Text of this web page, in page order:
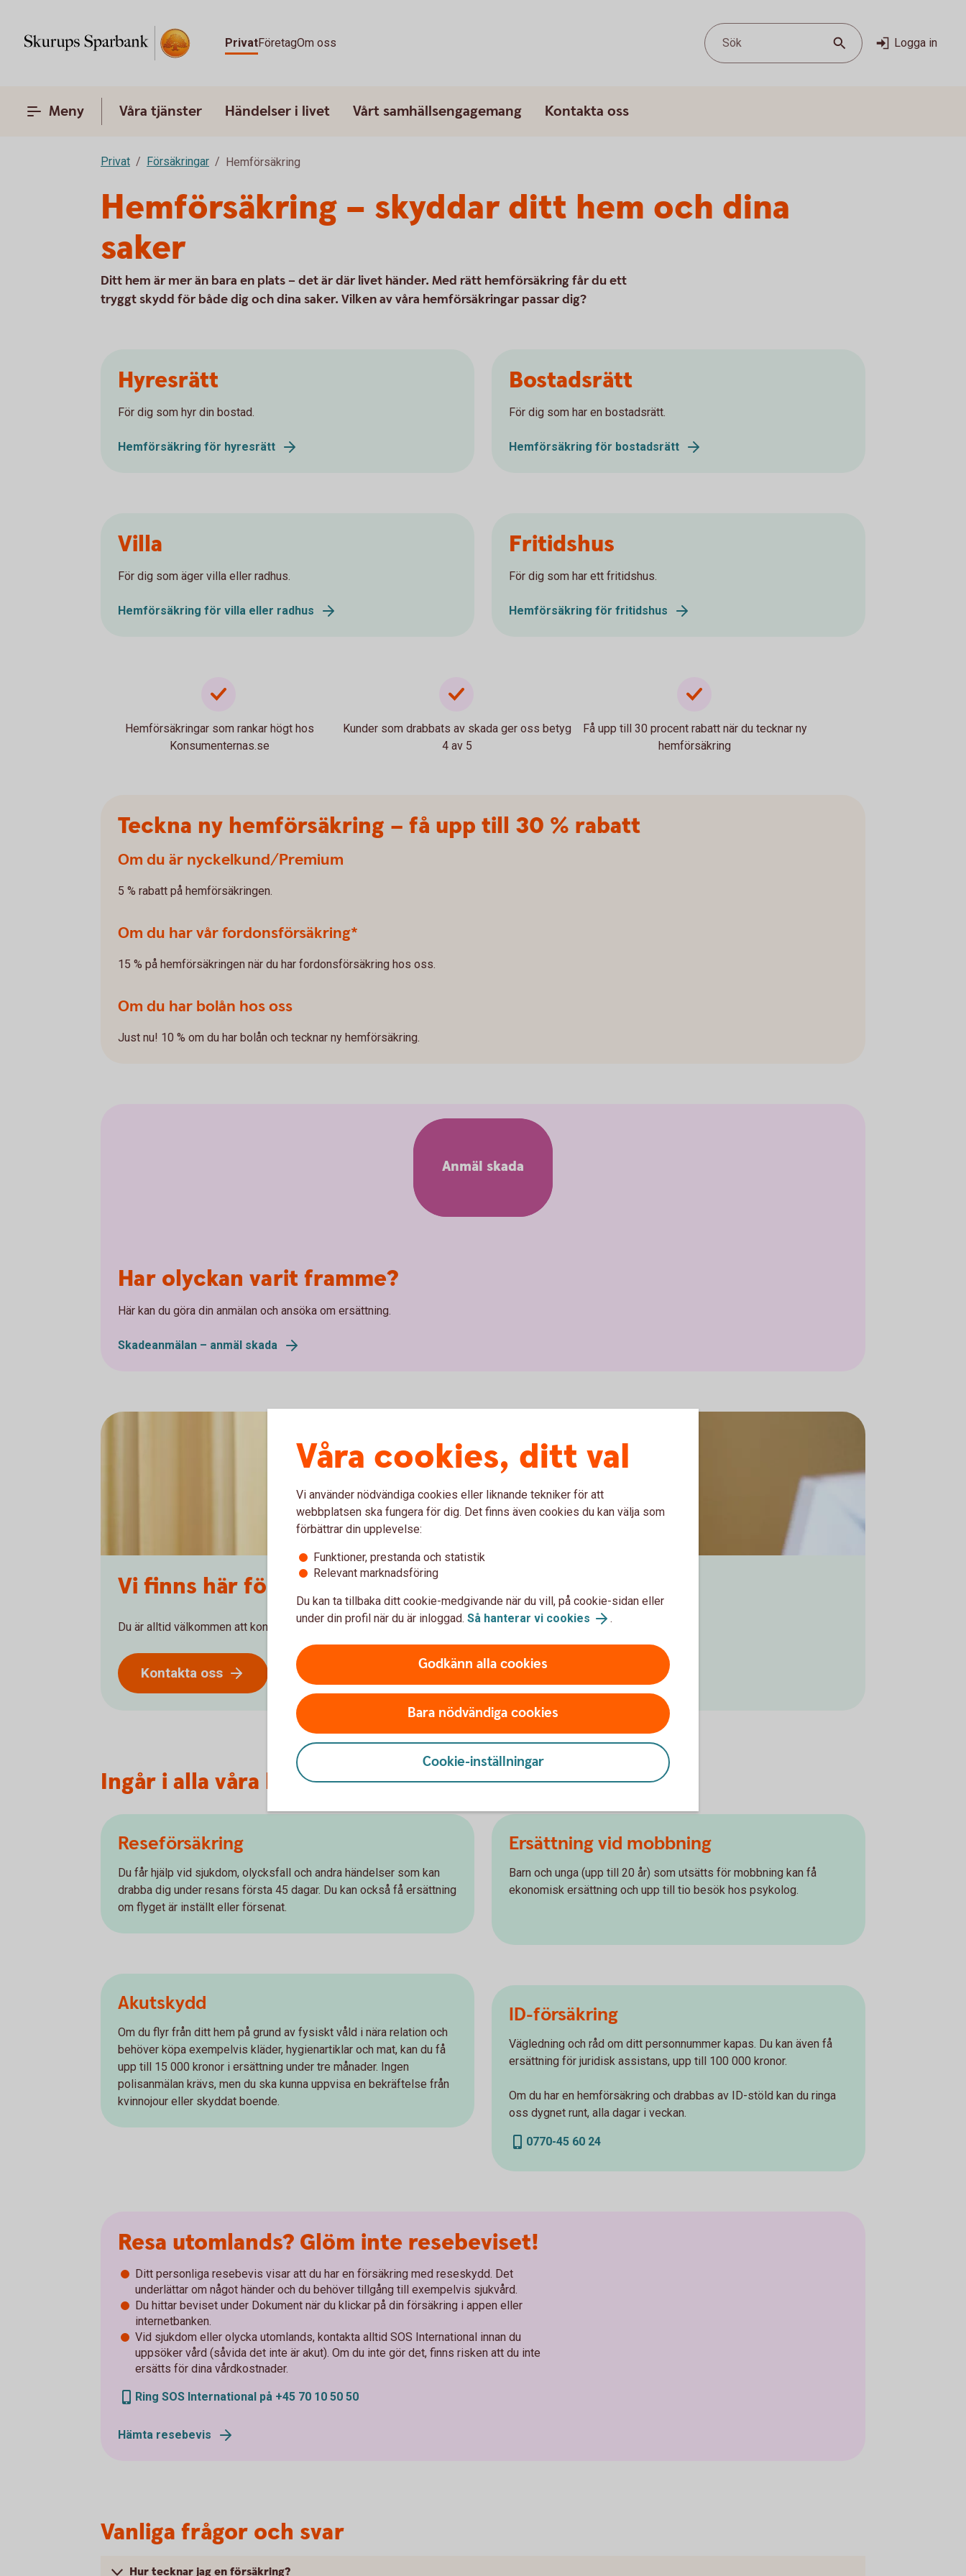
PrivatFöretagOm oss Sök Logga in
Meny Våra tjänster Händelser i livet Vårt samhällsengagemang Kontakta oss
Privat Försäkringar Hemförsäkring
Hemförsäkring – skyddar ditt hem och dina
saker
Ditt hem är mer än bara en plats – det är där livet händer. Med rätt hemförsäkring får du ett
tryggt skydd för både dig och dina saker. Vilken av våra hemförsäkringar passar dig?
Hyresrätt
För dig som hyr din bostad.
Hemförsäkring för hyresrätt
Villa
För dig som äger villa eller radhus.
Hemförsäkring för villa eller radhus
Bostadsrätt
För dig som har en bostadsrätt.
Hemförsäkring för bostadsrätt
Fritidshus
För dig som har ett fritidshus.
Hemförsäkring för fritidshus
Hemförsäkringar som rankar högt hos
Konsumenternas.se
Kunder som drabbats av skada ger oss betyg
4 av 5
Få upp till 30 procent rabatt när du tecknar ny
hemförsäkring
Teckna ny hemförsäkring – få upp till 30 % rabatt
Om du är nyckelkund/Premium
5 % rabatt på hemförsäkringen.
Om du har vår fordonsförsäkring*
15 % på hemförsäkringen när du har fordonsförsäkring hos oss.
Om du har bolån hos oss
Just nu! 10 % om du har bolån och tecknar ny hemförsäkring.
Anmäl skada
Har olyckan varit framme?
Här kan du göra din anmälan och ansöka om ersättning.
Skadeanmälan – anmäl skada
Vi finns här för dig!
Du är alltid välkommen att kontakta oss om du har frågor om försäkringar.
Kontakta oss
Ingår i alla våra hemförsäkringar
Reseförsäkring
Du får hjälp vid sjukdom, olycksfall och andra händelser som kan
drabba dig under resans första 45 dagar. Du kan också få ersättning
om flyget är inställt eller försenat.
Akutskydd
Om du flyr från ditt hem på grund av fysiskt våld i nära relation och
behöver köpa exempelvis kläder, hygienartiklar och mat, kan du få
upp till 15 000 kronor i ersättning under tre månader. Ingen
polisanmälan krävs, men du ska kunna uppvisa en bekräftelse från
kvinnojour eller skyddat boende.
Ersättning vid mobbning
Barn och unga (upp till 20 år) som utsätts för mobbning kan få
ekonomisk ersättning och upp till tio besök hos psykolog.
ID-försäkring
Vägledning och råd om ditt personnummer kapas. Du kan även få
ersättning för juridisk assistans, upp till 100 000 kronor.
Om du har en hemförsäkring och drabbas av ID-stöld kan du ringa
oss dygnet runt, alla dagar i veckan.
0770-45 60 24
Resa utomlands? Glöm inte resebeviset!
Ditt personliga resebevis visar att du har en försäkring med reseskydd. Det
underlättar om något händer och du behöver tillgång till exempelvis sjukvård.
Du hittar beviset under Dokument när du klickar på din försäkring i appen eller
internetbanken.
Vid sjukdom eller olycka utomlands, kontakta alltid SOS International innan du
uppsöker vård (såvida det inte är akut). Om du inte gör det, finns risken att du inte
ersätts för dina vårdkostnader.
Ring SOS International på +45 70 10 50 50
Hämta resebevis
Vanliga frågor och svar
Hur tecknar jag en försäkring?
Våra cookies, ditt val
Vi använder nödvändiga cookies eller liknande tekniker för att
webbplatsen ska fungera för dig. Det finns även cookies du kan välja som
förbättrar din upplevelse:
Funktioner, prestanda och statistik
Relevant marknadsföring
Du kan ta tillbaka ditt cookie-medgivande när du vill, på cookie-sidan eller
under din profil när du är inloggad. Så hanterar vi cookies .
Godkänn alla cookies
Bara nödvändiga cookies
Cookie-inställningar